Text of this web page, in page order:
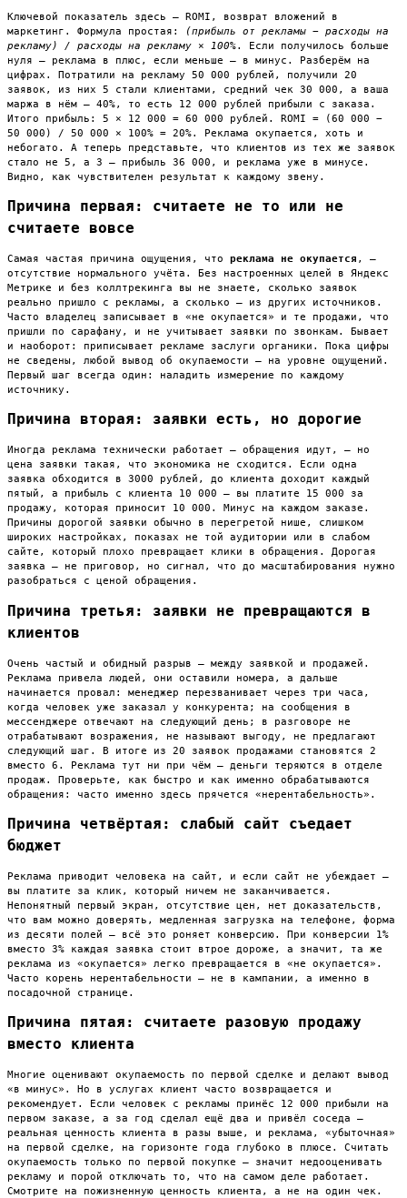
Ключевой показатель здесь — ROMI, возврат вложений в
маркетинг. Формула простая:
(прибыль от рекламы − расходы на
рекламу) / расходы на рекламу × 100%. Если получилось больше
нуля — реклама в плюс, если меньше — в минус. Разберём на
цифрах. Потратили на рекламу 50 000 рублей, получили 20
заявок, из них 5 стали клиентами, средний чек 30 000, а ваша
маржа в нём — 40%, то есть 12 000 рублей прибыли с заказа.
Итого прибыль: 5 × 12 000 = 60 000 рублей. ROMI = (60 000 −
50 000) / 50 000 × 100% = 20%. Реклама окупается, хоть и
небогато. А теперь представьте, что клиентов из тех же заявок
стало не 5, а 3 — прибыль 36 000, и реклама уже в минусе.
Видно, как чувствителен результат к каждому звену.
Причина первая: считаете не то или не
считаете вовсе
Самая частая причина ощущения, что реклама не окупается , —
отсутствие нормального учёта. Без настроенных целей в Яндекс
Метрике и без коллтрекинга вы не знаете, сколько заявок
реально пришло с рекламы, а сколько — из других источников.
Часто владелец записывает в «не окупается» и те продажи, что
пришли по сарафану, и не учитывает заявки по звонкам. Бывает
и наоборот: приписывает рекламе заслуги органики. Пока цифры
не сведены, любой вывод об окупаемости — на уровне ощущений.
Первый шаг всегда один: наладить измерение по каждому
источнику.
Причина вторая: заявки есть, но дорогие
Иногда реклама технически работает — обращения идут, — но
цена заявки такая, что экономика не сходится. Если одна
заявка обходится в 3000 рублей, до клиента доходит каждый
пятый, а прибыль с клиента 10 000 — вы платите 15 000 за
продажу, которая приносит 10 000. Минус на каждом заказе.
Причины дорогой заявки обычно в перегретой нише, слишком
широких настройках, показах не той аудитории или в слабом
сайте, который плохо превращает клики в обращения. Дорогая
заявка — не приговор, но сигнал, что до масштабирования нужно
разобраться с ценой обращения.
Причина третья: заявки не превращаются в
клиентов
Очень частый и обидный разрыв — между заявкой и продажей.
Реклама привела людей, они оставили номера, а дальше
начинается провал: менеджер перезванивает через три часа,
когда человек уже заказал у конкурента; на сообщения в
мессенджере отвечают на следующий день; в разговоре не
отрабатывают возражения, не называют выгоду, не предлагают
следующий шаг. В итоге из 20 заявок продажами становятся 2
вместо 6. Реклама тут ни при чём — деньги теряются в отделе
продаж. Проверьте, как быстро и как именно обрабатываются
обращения: часто именно здесь прячется «нерентабельность».
Причина четвёртая: слабый сайт съедает
бюджет
Реклама приводит человека на сайт, и если сайт не убеждает —
вы платите за клик, который ничем не заканчивается.
Непонятный первый экран, отсутствие цен, нет доказательств,
что вам можно доверять, медленная загрузка на телефоне, форма
из десяти полей — всё это роняет конверсию. При конверсии 1%
вместо 3% каждая заявка стоит втрое дороже, а значит, та же
реклама из «окупается» легко превращается в «не окупается».
Часто корень нерентабельности — не в кампании, а именно в
посадочной странице.
Причина пятая: считаете разовую продажу
вместо клиента
Многие оценивают окупаемость по первой сделке и делают вывод
«в минус». Но в услугах клиент часто возвращается и
рекомендует. Если человек с рекламы принёс 12 000 прибыли на
первом заказе, а за год сделал ещё два и привёл соседа —
реальная ценность клиента в разы выше, и реклама, «убыточная»
на первой сделке, на горизонте года глубоко в плюсе. Считать
окупаемость только по первой покупке — значит недооценивать
рекламу и порой отключать то, что на самом деле работает.
Смотрите на пожизненную ценность клиента, а не на один чек.